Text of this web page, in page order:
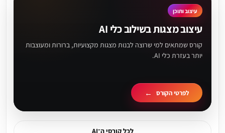
עיצוב ותוכן
עיצוב מצגות בשילוב כלי AI
קורס שמתאים למי שרוצה לבנות מצגות מקצועיות, ברורות ומעוצבות
יותר בעזרת כלי AI.
לפרטי הקורס
לכל קורסי ה־AI